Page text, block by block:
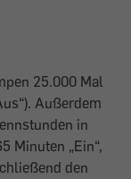
25.000 Mal
Außerdem
in
Minuten „Ein“,
den